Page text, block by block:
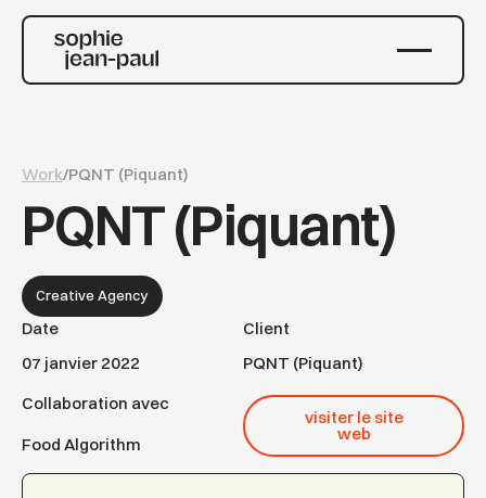
Work/PQNT (Piquant)
PQNT (Piquant)
Creative Agency
Date
07 janvier 2022
Client
PQNT (Piquant)
Collaboration avec
Food Algorithm
visiter le site web
visiter le site
web